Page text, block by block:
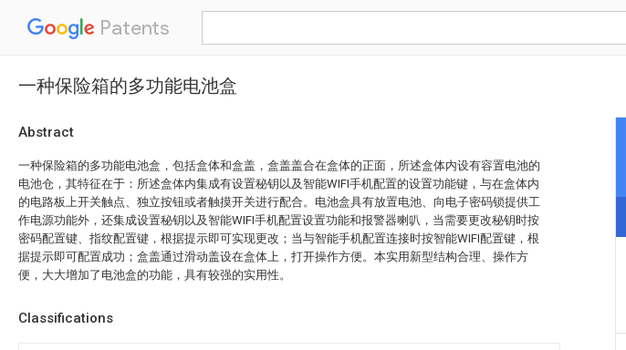
Patents
一种保险箱的多功能电池盒
Abstract
一种保险箱的多功能电池盒，包括盒体和盒盖，盒盖盖合在盒体的正面，所述盒体内设有容置电池的
电池仓，其特征在于：所述盒体内集成有设置秘钥以及智能WIFI手机配置的设置功能键，与在盒体内
的电路板上开关触点、独立按钮或者触摸开关进行配合。电池盒具有放置电池、向电子密码锁提供工
作电源功能外，还集成设置秘钥以及智能WIFI手机配置设置功能和报警器喇叭，当需要更改秘钥时按
密码配置键、指纹配置键，根据提示即可实现更改；当与智能手机配置连接时按智能WIFI配置键，根
据提示即可配置成功；盒盖通过滑动盖设在盒体上，打开操作方便。本实用新型结构合理、操作方
便，大大增加了电池盒的功能，具有较强的实用性。
Classifications